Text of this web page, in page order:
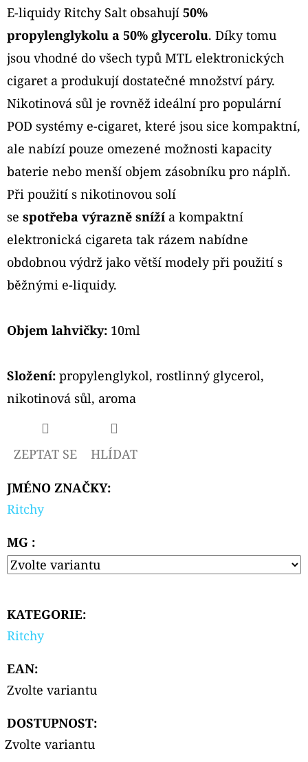
E-liquidy Ritchy Salt obsahují 50%
propylenglykolu a 50% glycerolu. Díky tomu
jsou vhodné do všech typů MTL elektronických
cigaret a produkují dostatečné množství páry.
Nikotinová sůl je rovněž ideální pro populární
POD systémy e-cigaret, které jsou sice kompaktní,
ale nabízí pouze omezené možnosti kapacity
baterie nebo menší objem zásobníku pro náplň.
Při použití s nikotinovou solí
se spotřeba výrazně snížía kompaktní
elektronická cigareta tak rázem nabídne
obdobnou výdrž jako větší modely při použití s
běžnými e-liquidy.
Objem lahvičky: 10ml
Složení: propylenglykol, rostlinný glycerol,
nikotinová sůl, aroma
ZEPTAT SE HLÍDAT
JMÉNO ZNAČKY:
Ritchy
MG :
KATEGORIE:
Ritchy
EAN:
Zvolte variantu
DOSTUPNOST:
Zvolte variantu